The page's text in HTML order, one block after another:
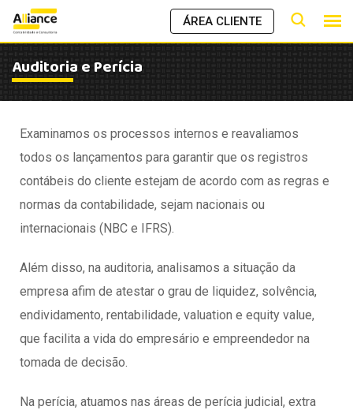
ÁREA CLIENTE
Auditoria e Perícia
Examinamos os processos internos e reavaliamos
todos os lançamentos para garantir que os registros
contábeis do cliente estejam de acordo com as regras e
normas da contabilidade, sejam nacionais ou
internacionais (NBC e IFRS).
Além disso, na auditoria, analisamos a situação da
empresa afim de atestar o grau de liquidez, solvência,
endividamento, rentabilidade, valuation e equity value,
que facilita a vida do empresário e empreendedor na
tomada de decisão.
Na perícia, atuamos nas áreas de perícia judicial, extra